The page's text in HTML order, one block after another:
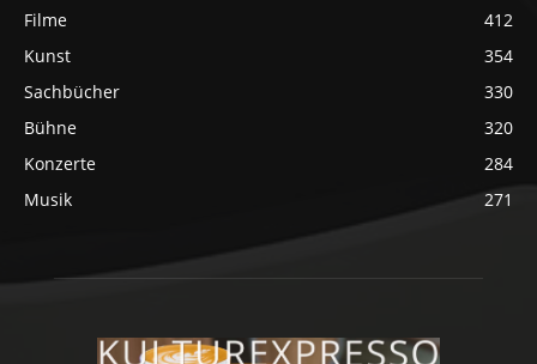
Filme
412
Kunst
354
Sachbücher
330
Bühne
320
Konzerte
284
Musik
271